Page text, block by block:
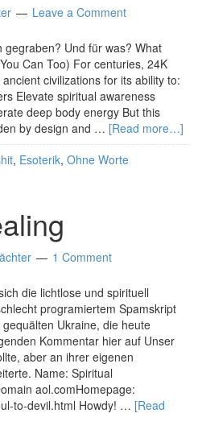
Leave a Comment
Und für was? What
Can Too) For centuries, 24K
civilizations for its ability to:
Elevate spiritual awareness
deep body energy But this
by design and … [Read more…]
, Esoterik, Ohne Worte
1 Comment
die lichtlose und spirituell
programiertem Spamskript
Ukraine, die heute
Kommentar hier auf Unser
aber an ihrer eigenen
Name: Spiritual
aol.comHomepage:
to-devil.html Howdy! … [Read